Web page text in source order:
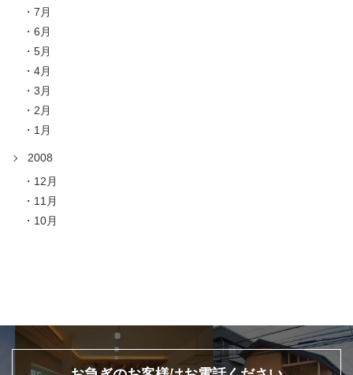
7月
6月
5月
4月
3月
2月
1月
2008
12月
11月
10月